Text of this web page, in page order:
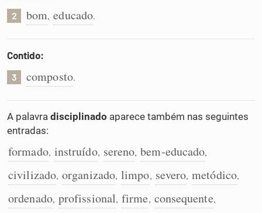
Cata-letras
Conexões
Caça-palavras
Dicionário
Sinônimos
2 bom, educado.
Contido:
3 composto.
A palavra disciplinado aparece também nas seguintes
entradas:
formado, instruído, sereno, bem-educado,
civilizado, organizado, limpo, severo, metódico,
ordenado, profissional, firme, consequente,